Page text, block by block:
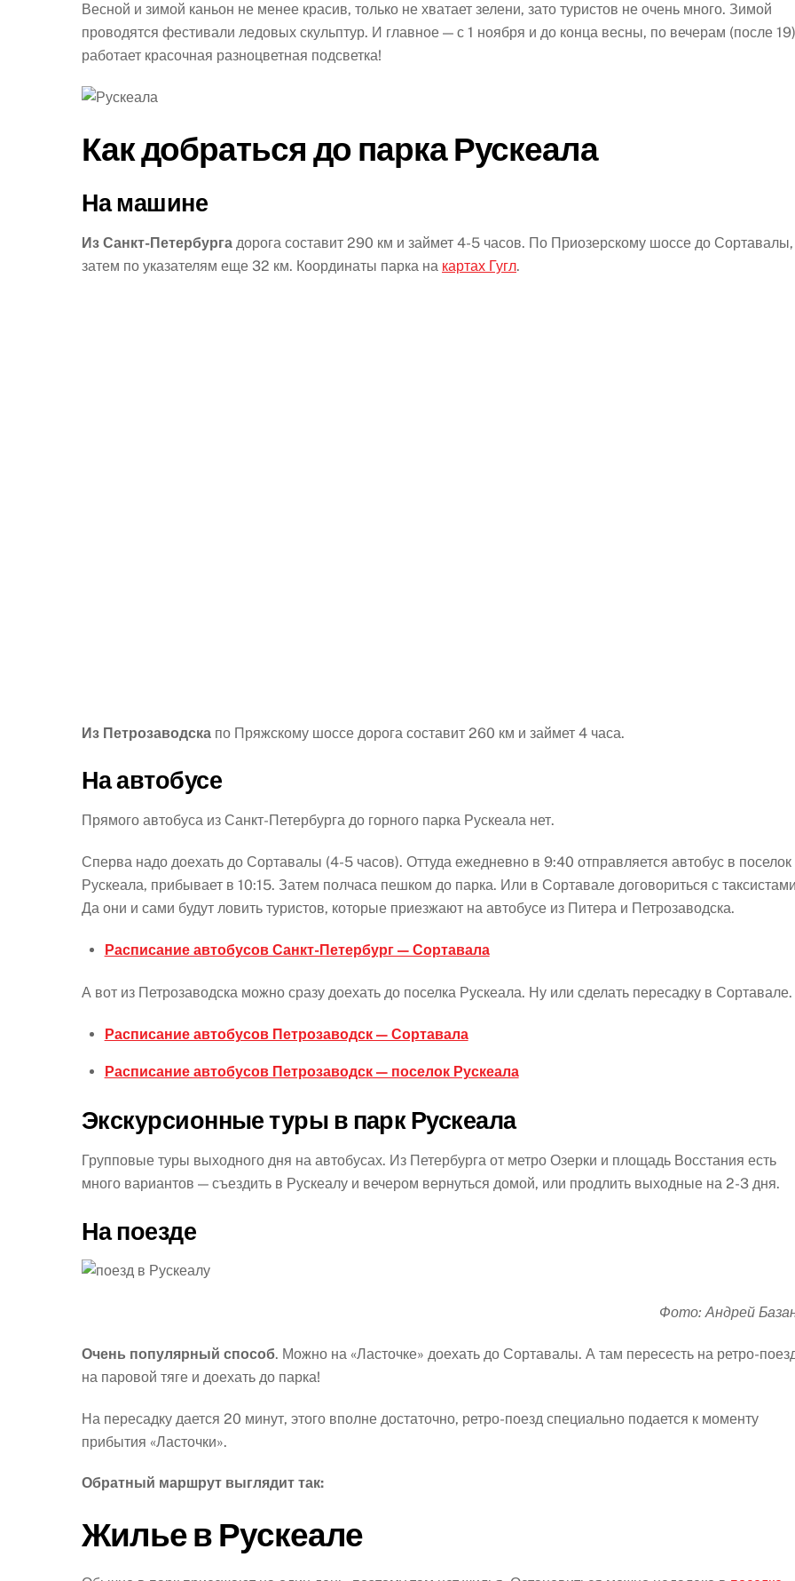
Весной и зимой каньон не менее красив, только не хватает зелени, зато туристов не очень много. Зимой
проводятся фестивали ледовых скульптур. И главное — с 1 ноября и до конца весны, по вечерам (после 19)
работает красочная разноцветная подсветка!
Как добраться до парка Рускеала
На машине
Из Санкт-Петербурга дорога составит 290 км и займет 4-5 часов. По Приозерскому шоссе до Сортавалы,
затем по указателям еще 32 км. Координаты парка на картах Гугл.
Из Петрозаводска по Пряжскому шоссе дорога составит 260 км и займет 4 часа.
На автобусе
Прямого автобуса из Санкт-Петербурга до горного парка Рускеала нет.
Сперва надо доехать до Сортавалы (4-5 часов). Оттуда ежедневно в 9:40 отправляется автобус в поселок
Рускеала, прибывает в 10:15. Затем полчаса пешком до парка. Или в Сортавале договориться с
Да они и сами будут ловить туристов, которые приезжают на автобусе из Питера и Петрозаводска.
Расписание автобусов Санкт-Петербург — Сортавала
А вот из Петрозаводска можно сразу доехать до поселка Рускеала. Ну или сделать пересадку в Сортавале.
Расписание автобусов Петрозаводск — Сортавала
Расписание автобусов Петрозаводск — поселок Рускеала
Экскурсионные туры в парк Рускеала
Групповые туры выходного дня на автобусах. Из Петербурга от метро Озерки и площадь Восстания есть
много вариантов — съездить в Рускеалу и вечером вернуться домой, или продлить выходные на 2-3 дня.
На поезде
Фото: Андрей
Очень популярный способ. Можно на «Ласточке» доехать до Сортавалы. А там пересесть на ретро-
на паровой тяге и доехать до парка!
На пересадку дается 20 минут, этого вполне достаточно, ретро-поезд специально подается к моменту
прибытия «Ласточки».
Обратный маршрут выглядит так:
Жилье в Рускеале